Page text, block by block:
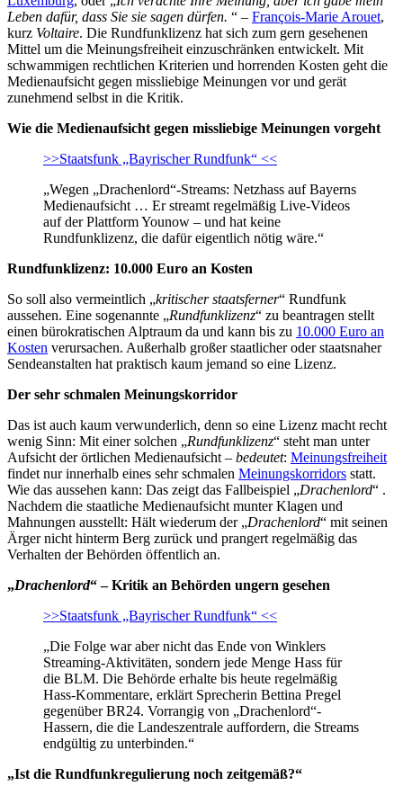
Leben dafür, dass Sie sie sagen dürfen. “ – François-Marie Arouet,
kurz Voltaire. Die Rundfunklizenz hat sich zum gern gesehenen
Mittel um die Meinungsfreiheit einzuschränken entwickelt. Mit
schwammigen rechtlichen Kriterien und horrenden Kosten geht die
Medienaufsicht gegen missliebige Meinungen vor und gerät
zunehmend selbst in die Kritik.
Wie die Medienaufsicht gegen missliebige Meinungen vorgeht
>>Staatsfunk „Bayrischer Rundfunk“ <<
„Wegen „Drachenlord“-Streams: Netzhass auf Bayerns
Medienaufsicht … Er streamt regelmäßig Live-Videos
auf der Plattform Younow – und hat keine
Rundfunklizenz, die dafür eigentlich nötig wäre.“
Rundfunklizenz: 10.000 Euro an Kosten
So soll also vermeintlich „kritischer staatsferner“ Rundfunk
aussehen. Eine sogenannte „Rundfunklizenz“ zu beantragen stellt
einen bürokratischen Alptraum da und kann bis zu 10.000 Euro an
Kosten verursachen. Außerhalb großer staatlicher oder staatsnaher
Sendeanstalten hat praktisch kaum jemand so eine Lizenz.
Der sehr schmalen Meinungskorridor
Das ist auch kaum verwunderlich, denn so eine Lizenz macht recht
wenig Sinn: Mit einer solchen „Rundfunklizenz“ steht man unter
Aufsicht der örtlichen Medienaufsicht – bedeutet: Meinungsfreiheit
findet nur innerhalb eines sehr schmalen Meinungskorridors statt.
Wie das aussehen kann: Das zeigt das Fallbeispiel „Drachenlord“ .
Nachdem die staatliche Medienaufsicht munter Klagen und
Mahnungen ausstellt: Hält wiederum der „Drachenlord“ mit seinen
Ärger nicht hinterm Berg zurück und prangert regelmäßig das
Verhalten der Behörden öffentlich an.
„Drachenlord“ – Kritik an Behörden ungern gesehen
>>Staatsfunk „Bayrischer Rundfunk“ <<
„Die Folge war aber nicht das Ende von Winklers
Streaming-Aktivitäten, sondern jede Menge Hass für
die BLM. Die Behörde erhalte bis heute regelmäßig
Hass-Kommentare, erklärt Sprecherin Bettina Pregel
gegenüber BR24. Vorrangig von „Drachenlord“-
Hassern, die die Landeszentrale auffordern, die Streams
endgültig zu unterbinden.“
„Ist die Rundfunkregulierung noch zeitgemäß?“